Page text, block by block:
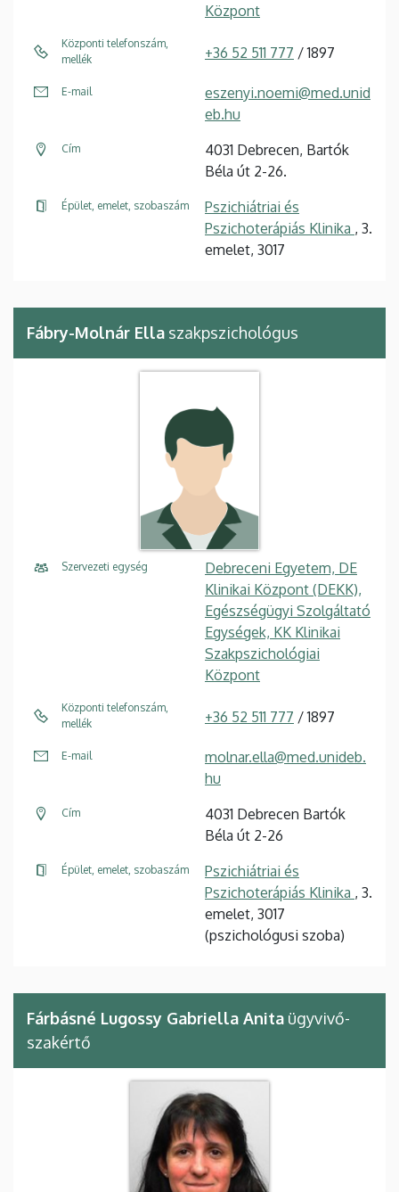
Központ
Központi telefonszám,
mellék
+36 52 511 777 / 1897
E-mail
eszenyi.noemi@med.unid
eb.hu
Cím
4031 Debrecen, Bartók
Béla út 2-26.
Épület, emelet, szobaszám
Pszichiátriai és
Pszichoterápiás Klinika , 3.
emelet, 3017
Fábry-Molnár Ella szakpszichológus
Szervezeti egység
Debreceni Egyetem, DE
Klinikai Központ (DEKK),
Egészségügyi Szolgáltató
Egységek, KK Klinikai
Szakpszichológiai
Központ
Központi telefonszám,
mellék
+36 52 511 777 / 1897
E-mail
molnar.ella@med.unideb.
hu
Cím
4031 Debrecen Bartók
Béla út 2-26
Épület, emelet, szobaszám
Pszichiátriai és
Pszichoterápiás Klinika , 3.
emelet, 3017
(pszichológusi szoba)
Fárbásné Lugossy Gabriella Anita ügyvivő-
szakértő